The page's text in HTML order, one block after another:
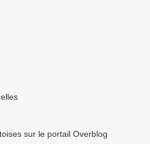
sur le portail Overblog